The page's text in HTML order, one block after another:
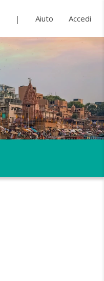
Aiuto Accedi